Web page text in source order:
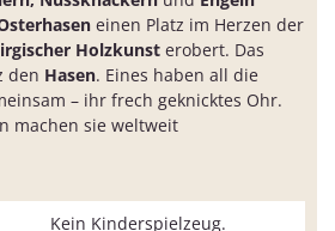
einen Platz im Herzen der
Holzkunst erobert. Das
den Hasen. Eines haben all die
– ihr frech geknicktes Ohr.
machen sie weltweit
Kein Kinderspielzeug.